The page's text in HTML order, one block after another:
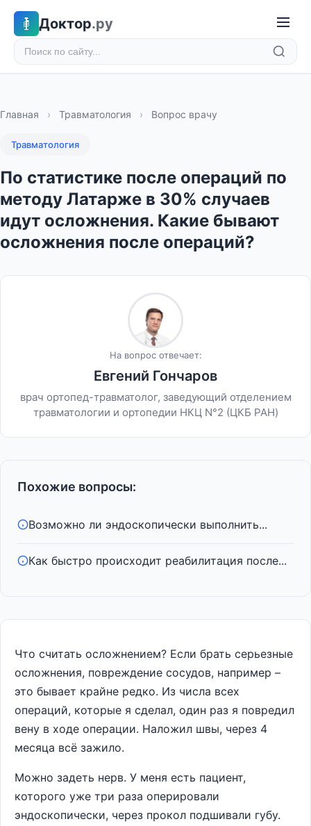
Доктор.ру
Главная › Травматология › Вопрос врачу
Травматология
По статистике после операций по
методу Латарже в 30% случаев
идут осложнения. Какие бывают
осложнения после операций?
На вопрос отвечает:
Евгений Гончаров
врач ортопед-травматолог, заведующий отделением
травматологии и ортопедии НКЦ N°2 (ЦКБ РАН)
Похожие вопросы:
Возможно ли эндоскопически выполнить...
Как быстро происходит реабилитация после...
Что считать осложнением? Если брать серьезные
осложнения, повреждение сосудов, например –
это бывает крайне редко. Из числа всех
операций, которые я сделал, один раз я повредил
вену в ходе операции. Наложил швы, через 4
месяца всё зажило.
Можно задеть нерв. У меня есть пациент,
которого уже три раза оперировали
эндоскопически, через прокол подшивали губу.